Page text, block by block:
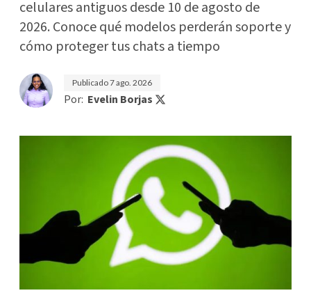
celulares antiguos desde 10 de agosto de
2026. Conoce qué modelos perderán soporte y
cómo proteger tus chats a tiempo
Publicado7 ago. 2026
Por: Evelin Borjas